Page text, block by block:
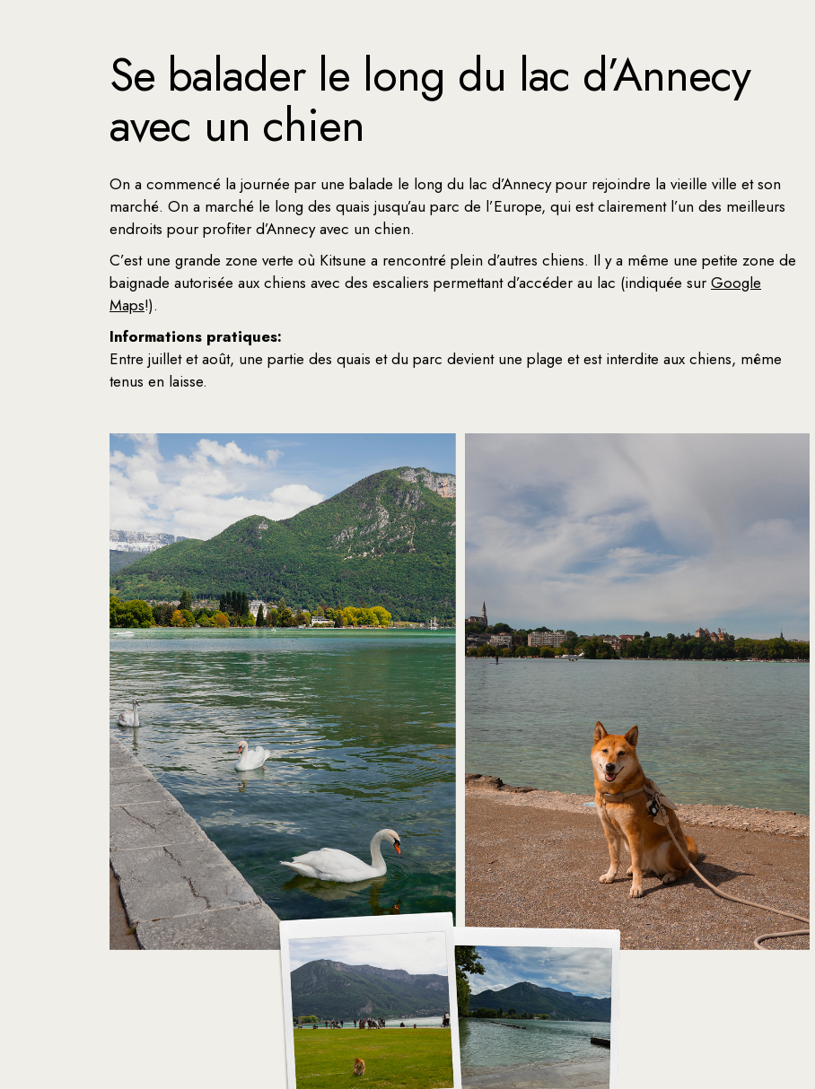
Se balader le long du lac d’Annecy
avec un chien
On a commencé la journée par une balade le long du lac d’Annecy pour rejoindre la vieille ville et son
marché. On a marché le long des quais jusqu’au parc de l’Europe, qui est clairement l’un des meilleurs
endroits pour profiter d’Annecy avec un chien.
C’est une grande zone verte où Kitsune a rencontré plein d’autres chiens. Il y a même une petite zone de
baignade autorisée aux chiens avec des escaliers permettant d’accéder au lac (indiquée sur Google
Maps!).
Informations pratiques:
Entre juillet et août, une partie des quais et du parc devient une plage et est interdite aux chiens, même
tenus en laisse.